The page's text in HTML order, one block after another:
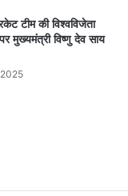
टीम की विश्वविजेता
मुख्यमंत्री विष्णु देव साय